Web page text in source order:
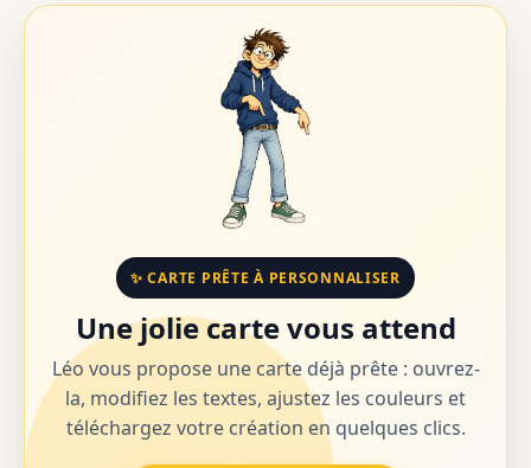
✨ CARTE PRÊTE À PERSONNALISER
Une jolie carte vous attend
Léo vous propose une carte déjà prête : ouvrez-
la, modifiez les textes, ajustez les couleurs et
téléchargez votre création en quelques clics.